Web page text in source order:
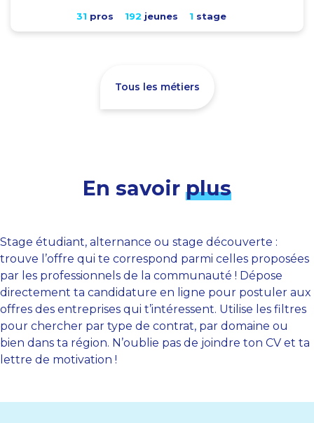
31 pros 192 jeunes 1 stage
Tous les métiers
En savoir plus
Stage étudiant, alternance ou stage découverte :
trouve l’offre qui te correspond parmi celles proposées
par les professionnels de la communauté ! Dépose
directement ta candidature en ligne pour postuler aux
offres des entreprises qui t’intéressent. Utilise les filtres
pour chercher par type de contrat, par domaine ou
bien dans ta région. N’oublie pas de joindre ton CV et ta
lettre de motivation !